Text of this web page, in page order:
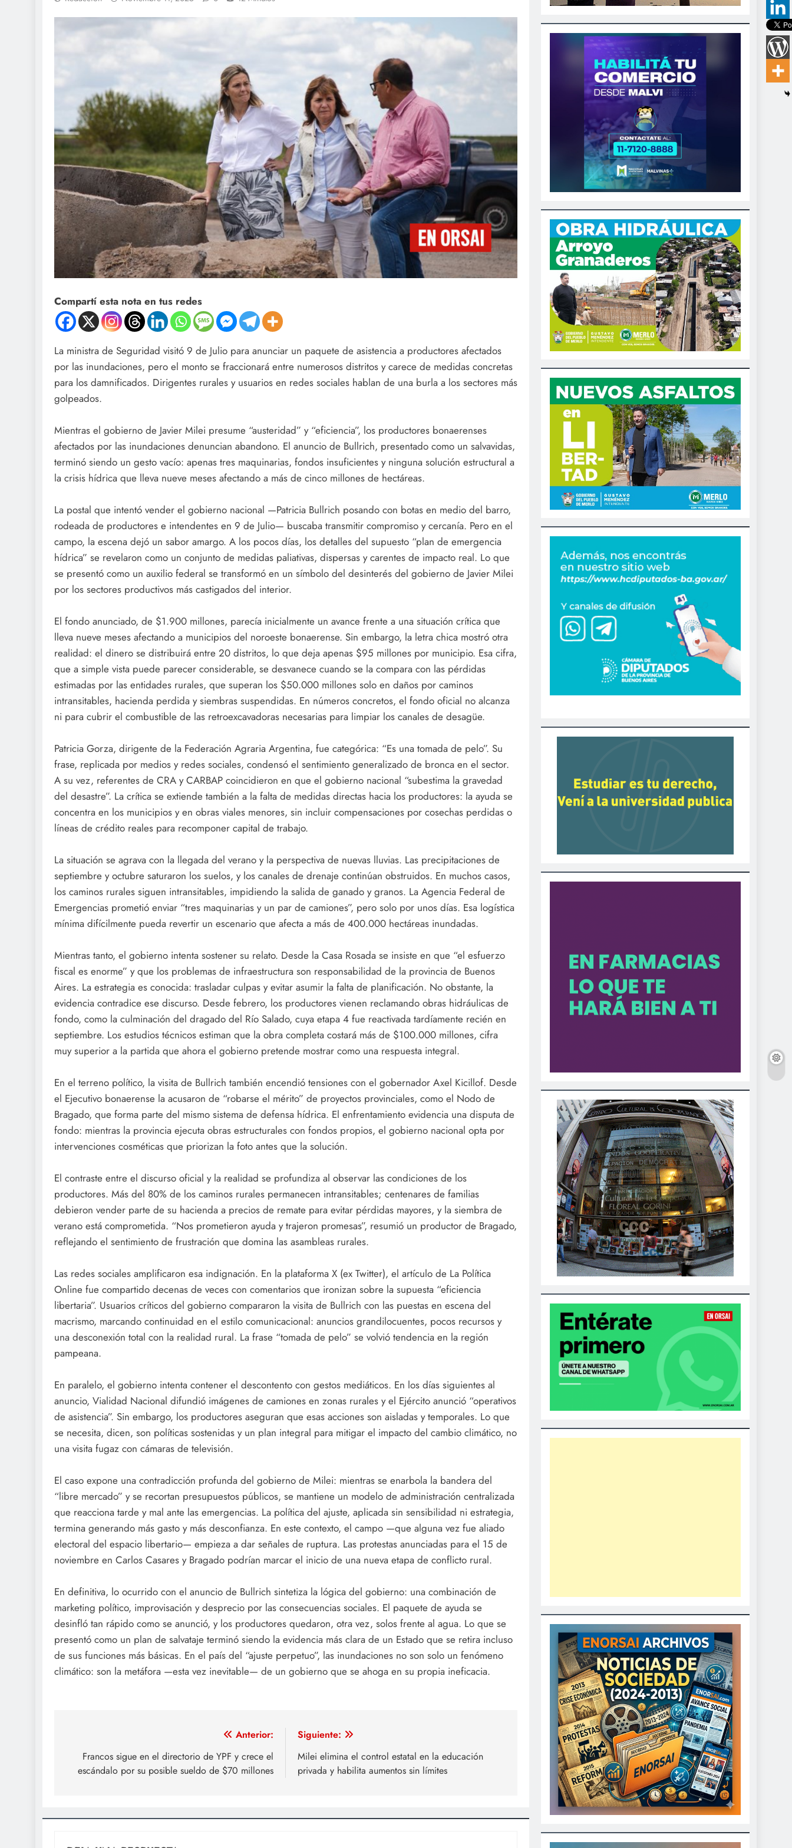
Compartí esta nota en tus redes
La ministra de Seguridad visitó 9 de Julio para anunciar un paquete de asistencia a productores afectados
por las inundaciones, pero el monto se fraccionará entre numerosos distritos y carece de medidas concretas
para los damnificados. Dirigentes rurales y usuarios en redes sociales hablan de una burla a los sectores más
golpeados.
Mientras el gobierno de Javier Milei presume “austeridad” y “eficiencia”, los productores bonaerenses
afectados por las inundaciones denuncian abandono. El anuncio de Bullrich, presentado como un salvavidas,
terminó siendo un gesto vacío: apenas tres maquinarias, fondos insuficientes y ninguna solución estructural a
la crisis hídrica que lleva nueve meses afectando a más de cinco millones de hectáreas.
La postal que intentó vender el gobierno nacional —Patricia Bullrich posando con botas en medio del barro,
rodeada de productores e intendentes en 9 de Julio— buscaba transmitir compromiso y cercanía. Pero en el
campo, la escena dejó un sabor amargo. A los pocos días, los detalles del supuesto “plan de emergencia
hídrica” se revelaron como un conjunto de medidas paliativas, dispersas y carentes de impacto real. Lo que
se presentó como un auxilio federal se transformó en un símbolo del desinterés del gobierno de Javier Milei
por los sectores productivos más castigados del interior.
El fondo anunciado, de $1.900 millones, parecía inicialmente un avance frente a una situación crítica que
lleva nueve meses afectando a municipios del noroeste bonaerense. Sin embargo, la letra chica mostró otra
realidad: el dinero se distribuirá entre 20 distritos, lo que deja apenas $95 millones por municipio. Esa cifra,
que a simple vista puede parecer considerable, se desvanece cuando se la compara con las pérdidas
estimadas por las entidades rurales, que superan los $50.000 millones solo en daños por caminos
intransitables, hacienda perdida y siembras suspendidas. En números concretos, el fondo oficial no alcanza
ni para cubrir el combustible de las retroexcavadoras necesarias para limpiar los canales de desagüe.
Patricia Gorza, dirigente de la Federación Agraria Argentina, fue categórica: “Es una tomada de pelo”. Su
frase, replicada por medios y redes sociales, condensó el sentimiento generalizado de bronca en el sector.
A su vez, referentes de CRA y CARBAP coincidieron en que el gobierno nacional “subestima la gravedad
del desastre”. La crítica se extiende también a la falta de medidas directas hacia los productores: la ayuda se
concentra en los municipios y en obras viales menores, sin incluir compensaciones por cosechas perdidas o
líneas de crédito reales para recomponer capital de trabajo.
La situación se agrava con la llegada del verano y la perspectiva de nuevas lluvias. Las precipitaciones de
septiembre y octubre saturaron los suelos, y los canales de drenaje continúan obstruidos. En muchos casos,
los caminos rurales siguen intransitables, impidiendo la salida de ganado y granos. La Agencia Federal de
Emergencias prometió enviar “tres maquinarias y un par de camiones”, pero solo por unos días. Esa logística
mínima difícilmente pueda revertir un escenario que afecta a más de 400.000 hectáreas inundadas.
Mientras tanto, el gobierno intenta sostener su relato. Desde la Casa Rosada se insiste en que “el esfuerzo
fiscal es enorme” y que los problemas de infraestructura son responsabilidad de la provincia de Buenos
Aires. La estrategia es conocida: trasladar culpas y evitar asumir la falta de planificación. No obstante, la
evidencia contradice ese discurso. Desde febrero, los productores vienen reclamando obras hidráulicas de
fondo, como la culminación del dragado del Río Salado, cuya etapa 4 fue reactivada tardíamente recién en
septiembre. Los estudios técnicos estiman que la obra completa costará más de $100.000 millones, cifra
muy superior a la partida que ahora el gobierno pretende mostrar como una respuesta integral.
En el terreno político, la visita de Bullrich también encendió tensiones con el gobernador Axel Kicillof. Desde
el Ejecutivo bonaerense la acusaron de “robarse el mérito” de proyectos provinciales, como el Nodo de
Bragado, que forma parte del mismo sistema de defensa hídrica. El enfrentamiento evidencia una disputa de
fondo: mientras la provincia ejecuta obras estructurales con fondos propios, el gobierno nacional opta por
intervenciones cosméticas que priorizan la foto antes que la solución.
El contraste entre el discurso oficial y la realidad se profundiza al observar las condiciones de los
productores. Más del 80% de los caminos rurales permanecen intransitables; centenares de familias
debieron vender parte de su hacienda a precios de remate para evitar pérdidas mayores, y la siembra de
verano está comprometida. “Nos prometieron ayuda y trajeron promesas”, resumió un productor de Bragado,
reflejando el sentimiento de frustración que domina las asambleas rurales.
Las redes sociales amplificaron esa indignación. En la plataforma X (ex Twitter), el artículo de La Política
Online fue compartido decenas de veces con comentarios que ironizan sobre la supuesta “eficiencia
libertaria”. Usuarios críticos del gobierno compararon la visita de Bullrich con las puestas en escena del
macrismo, marcando continuidad en el estilo comunicacional: anuncios grandilocuentes, pocos recursos y
una desconexión total con la realidad rural. La frase “tomada de pelo” se volvió tendencia en la región
pampeana.
En paralelo, el gobierno intenta contener el descontento con gestos mediáticos. En los días siguientes al
anuncio, Vialidad Nacional difundió imágenes de camiones en zonas rurales y el Ejército anunció “operativos
de asistencia”. Sin embargo, los productores aseguran que esas acciones son aisladas y temporales. Lo que
se necesita, dicen, son políticas sostenidas y un plan integral para mitigar el impacto del cambio climático, no
una visita fugaz con cámaras de televisión.
El caso expone una contradicción profunda del gobierno de Milei: mientras se enarbola la bandera del
“libre mercado” y se recortan presupuestos públicos, se mantiene un modelo de administración centralizada
que reacciona tarde y mal ante las emergencias. La política del ajuste, aplicada sin sensibilidad ni estrategia,
termina generando más gasto y más desconfianza. En este contexto, el campo —que alguna vez fue aliado
electoral del espacio libertario— empieza a dar señales de ruptura. Las protestas anunciadas para el 15 de
noviembre en Carlos Casares y Bragado podrían marcar el inicio de una nueva etapa de conflicto rural.
En definitiva, lo ocurrido con el anuncio de Bullrich sintetiza la lógica del gobierno: una combinación de
marketing político, improvisación y desprecio por las consecuencias sociales. El paquete de ayuda se
desinfló tan rápido como se anunció, y los productores quedaron, otra vez, solos frente al agua. Lo que se
presentó como un plan de salvataje terminó siendo la evidencia más clara de un Estado que se retira incluso
de sus funciones más básicas. En el país del “ajuste perpetuo”, las inundaciones no son solo un fenómeno
climático: son la metáfora —esta vez inevitable— de un gobierno que se ahoga en su propia ineficacia.
entradas
Anterior:
Francos sigue en el directorio de YPF y crece el
escándalo por su posible sueldo de $70 millones
Siguiente:
Milei elimina el control estatal en la educación
privada y habilita aumentos sin límites